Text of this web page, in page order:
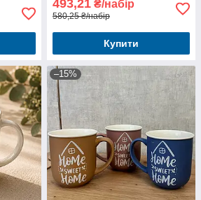
493,21 ₴/набір
580,25 ₴/набір
Купити
–15%